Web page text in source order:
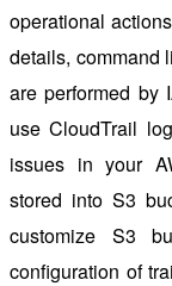
operational
details, command
are performed by
use CloudTrail
issues in your
stored into S3
customize S3
configuration of